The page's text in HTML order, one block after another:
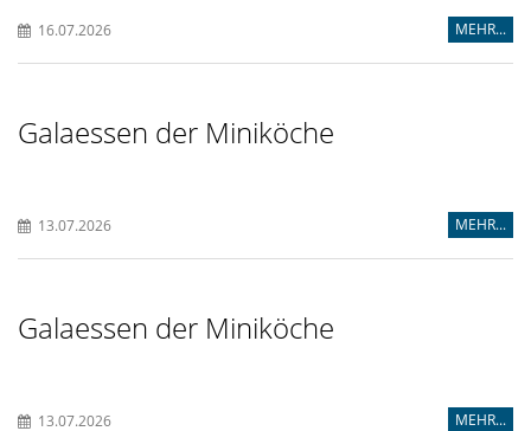
16.07.2026 MEHR...
Galaessen der Miniköche
13.07.2026 MEHR...
Galaessen der Miniköche
13.07.2026 MEHR...